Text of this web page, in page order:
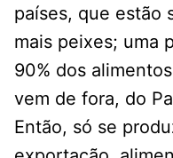
países, que estão
mais peixes; uma
90% dos
vem de fora, do
Então, só se